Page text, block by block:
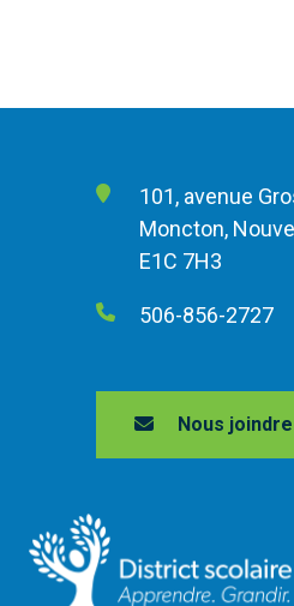
101, avenue
Moncton,
E1C 7H3
506-856-2727
Nous